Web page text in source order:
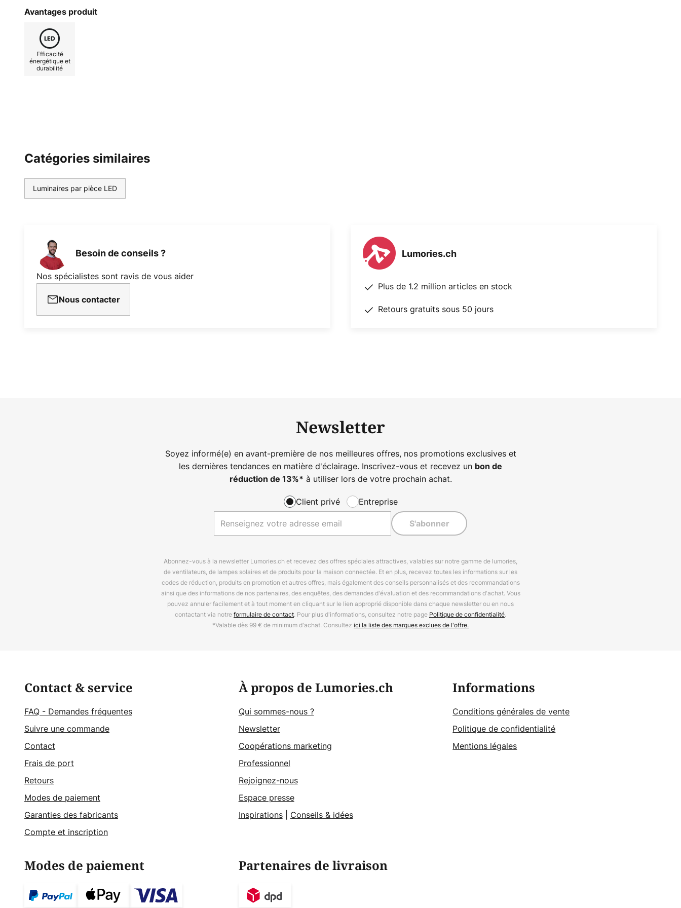
s'agisse d'une soirée agréable dans le salon ou d'un travail au
mémoire, le plafonnier brille dans le réglage précédent lorsqu'on
l'interrupteur mural, l'éclairage complet du plafond brille. Lors du
deuxième allumage/extinction, seul le bord extérieur du panneau
Leuchten Direkt.
Avantages produit
Efficacité
énergétique et
durabilité
Catégories similaires
Luminaires par pièce LED
Besoin de conseils ?
Nos spécialistes sont ravis de vous aider
Nous contacter
Lumories.ch
Plus de 1.2 million articles en stock
Retours gratuits sous 50 jours
Newsletter
Soyez informé(e) en avant-première de nos meilleures offres, nos promotions exclusives et
les dernières tendances en matière d'éclairage. Inscrivez-vous et recevez un bon de
réduction de 13%* à utiliser lors de votre prochain achat.
Client privé Entreprise
S'abonner
Abonnez-vous à la newsletter Lumories.ch et recevez des offres spéciales attractives, valables sur notre gamme de lumories,
de ventilateurs, de lampes solaires et de produits pour la maison connectée. Et en plus, recevez toutes les informations sur les
codes de réduction, produits en promotion et autres offres, mais également des conseils personnalisés et des recommandations
ainsi que des informations de nos partenaires, des enquêtes, des demandes d'évaluation et des recommandations d'achat. Vous
pouvez annuler facilement et à tout moment en cliquant sur le lien approprié disponible dans chaque newsletter ou en nous
contactant via notreformulaire de contact. Pour plus d'informations, consultez notre page Politique de confidentialité.
*Valable dès 99 € de minimum d'achat. Consultez ici la liste des marques exclues de l'offre.
Contact & service
FAQ - Demandes fréquentes
Suivre une commande
Contact
Frais de port
Retours
Modes de paiement
Garanties des fabricants
Compte et inscription
À propos de Lumories.ch
Qui sommes-nous ?
Newsletter
Coopérations marketing
Professionnel
Rejoignez-nous
Espace presse
Inspirations| Conseils & idées
Informations
Conditions générales de vente
Politique de confidentialité
Mentions légales
Modes de paiement Partenaires de livraison